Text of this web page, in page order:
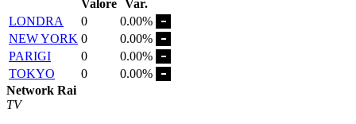
Valore Var.
LONDRA
0
0.00%
NEW YORK 0
0.00%
PARIGI
0
0.00%
TOKYO
0
0.00%
Network Rai
TV